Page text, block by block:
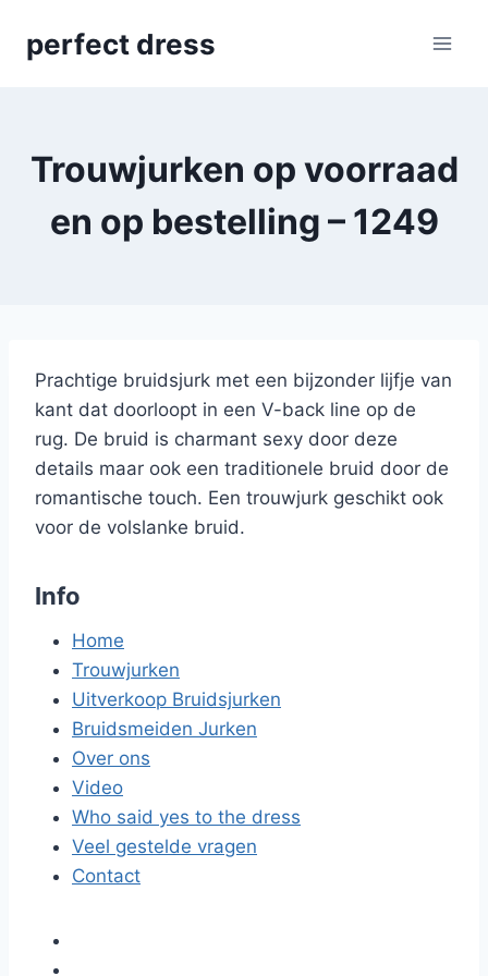
perfect dress
Trouwjurken op voorraad
en op bestelling – 1249
Prachtige bruidsjurk met een bijzonder lijfje van
kant dat doorloopt in een V-back line op de
rug. De bruid is charmant sexy door deze
details maar ook een traditionele bruid door de
romantische touch. Een trouwjurk geschikt ook
voor de volslanke bruid.
Info
Home
Trouwjurken
Uitverkoop Bruidsjurken
Bruidsmeiden Jurken
Over ons
Video
Who said yes to the dress
Veel gestelde vragen
Contact